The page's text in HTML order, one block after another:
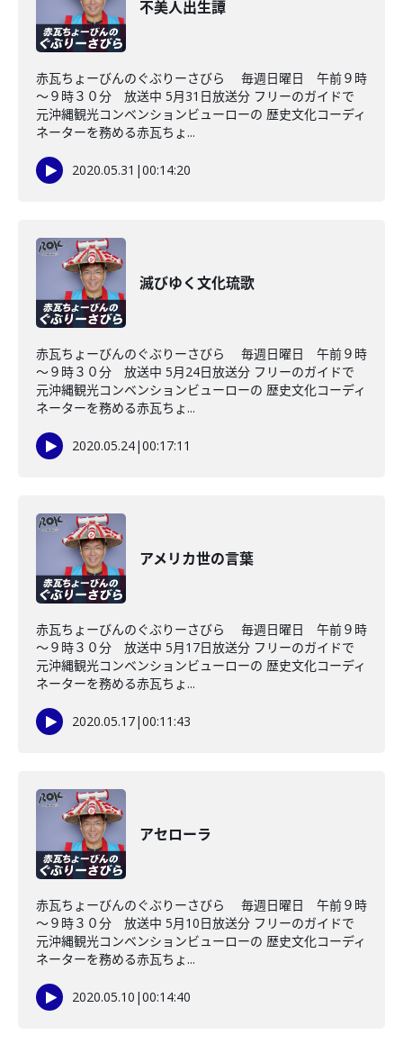
不美人出生譚
赤瓦ちょーびんのぐぶりーさびら 毎週日曜日 午前９時
～９時３０分 放送中 5月31日放送分 フリーのガイドで
元沖縄観光コンベンションビューローの 歴史文化コーディ
ネーターを務める赤瓦ちょ...
2020.05.31 |00:14:20
滅びゆく文化琉歌
赤瓦ちょーびんのぐぶりーさびら 毎週日曜日 午前９時
～９時３０分 放送中 5月24日放送分 フリーのガイドで
元沖縄観光コンベンションビューローの 歴史文化コーディ
ネーターを務める赤瓦ちょ...
2020.05.24|00:17:11
アメリカ世の言葉
赤瓦ちょーびんのぐぶりーさびら 毎週日曜日 午前９時
～９時３０分 放送中 5月17日放送分 フリーのガイドで
元沖縄観光コンベンションビューローの 歴史文化コーディ
ネーターを務める赤瓦ちょ...
2020.05.17|00:11:43
アセローラ
赤瓦ちょーびんのぐぶりーさびら 毎週日曜日 午前９時
～９時３０分 放送中 5月10日放送分 フリーのガイドで
元沖縄観光コンベンションビューローの 歴史文化コーディ
ネーターを務める赤瓦ちょ...
2020.05.10 |00:14:40